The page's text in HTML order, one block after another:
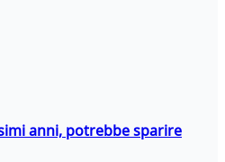
anni, potrebbe sparire